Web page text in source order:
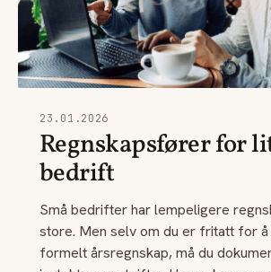
23.01.2026
Regnskapsfører for
bedrift
Små bedrifter har lempeligere
store. Men selv om du er fritatt for
formelt årsregnskap, må du